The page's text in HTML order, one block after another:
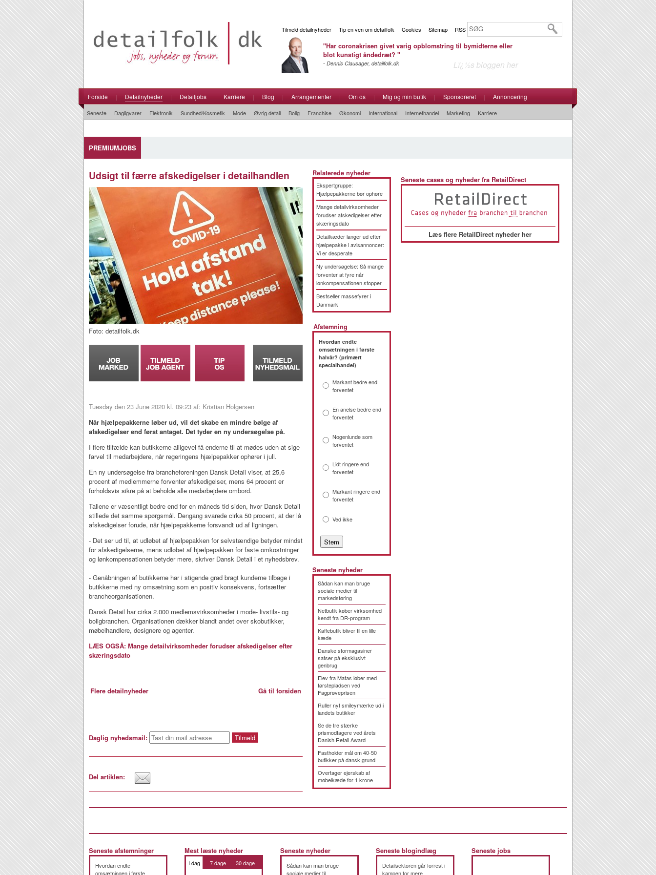
Tilmeld detailnyheder Tip en ven om detailfolk Cookies Sitemap RSS
"Har coronakrisen givet varig opblomstring til bymidterne eller
blot kunstigt åndedræt? "
- Dennis Clausager, detailfolk.dk Lï¿½s bloggen her
Forside | Detailnyheder | Detailjobs | Karriere | Blog | Arrangementer | Om os | Mig og min butik | Sponsoreret | Annoncering
Seneste Dagligvarer Elektronik Sundhed/Kosmetik Mode Øvrig detail Bolig Franchise Økonomi International Internethandel Marketing Karriere
PREMIUMJOBS
Udsigt til færre afskedigelser i detailhandlen
Foto: detailfolk.dk
Tuesday den 23 June 2020 kl. 09:23 af: Kristian Holgersen
Når hjælpepakkerne løber ud, vil det skabe en mindre bølge af
afskedigelser end først antaget. Det tyder en ny undersøgelse på.
I flere tilfælde kan butikkerne alligevel få enderne til at mødes uden at sige
farvel til medarbejdere, når regeringens hjælpepakker ophører i juli.
En ny undersøgelse fra brancheforeningen Dansk Detail viser, at 25,6
procent af medlemmerne forventer afskedigelser, mens 64 procent er
forholdsvis sikre på at beholde alle medarbejdere ombord.
Tallene er væsentligt bedre end for en måneds tid siden, hvor Dansk Detail
stillede det samme spørgsmål. Dengang svarede cirka 50 procent, at der lå
afskedigelser forude, når hjælpepakkerne forsvandt ud af ligningen.
- Det ser ud til, at udløbet af hjælpepakken for selvstændige betyder mindst
for afskedigelserne, mens udløbet af hjælpepakken for faste omkostninger
og lønkompensationen betyder mere, skriver Dansk Detail i et nyhedsbrev.
- Genåbningen af butikkerne har i stigende grad bragt kunderne tilbage i
butikkerne med ny omsætning som en positiv konsekvens, fortsætter
brancheorganisationen.
Dansk Detail har cirka 2.000 medlemsvirksomheder i mode- livstils- og
boligbranchen. Organisationen dækker blandt andet over skobutikker,
møbelhandlere, designere og agenter.
LÆS OGSÅ: Mange detailvirksomheder forudser afskedigelser efter
skæringsdato
Flere detailnyheder Gå til forsiden
Daglig nyhedsmail:
Del artiklen:
Relaterede nyheder
Ekspertgruppe:
Hjælpepakkerne bør ophøre
Mange detailvirksomheder
forudser afskedigelser efter
skæringsdato
Detailkæder langer ud efter
hjælpepakke i avisannoncer:
Vi er desperate
Ny undersøgelse: Så mange
forventer at fyre når
lønkompensationen stopper
Bestseller massefyrer i
Danmark
Afstemning
Hvordan endte
omsætningen i første
halvår? (primært
specialhandel)
Markant bedre end
forventet
En anelse bedre end
forventet
Nogenlunde som
forventet
Lidt ringere end
forventet
Markant ringere end
forventet
Ved ikke
Seneste nyheder
Sådan kan man bruge
sociale medier til
markedsføring
Netbutik køber virksomhed
kendt fra DR-program
Kaffebutik bliver til en lille
kæde
Danske stormagasiner
satser på eksklusivt
genbrug
Elev fra Matas løber med
førstepladsen ved
Fagprøveprisen
Ruller nyt smileymærke ud i
landets butikker
Se de tre stærke
prismodtagere ved årets
Danish Retail Award
Fastholder mål om 40-50
butikker på dansk grund
Overtager ejerskab af
møbelkæde for 1 krone
Seneste cases og nyheder fra RetailDirect
Læs flere RetailDirect nyheder her
Seneste afstemninger
Hvordan endte
omsætningen i første
Mest læste nyheder
I dag 7 dage
30 dage
Seneste nyheder
Sådan kan man bruge
sociale medier til
Seneste blogindlæg
Detailsektoren går forrest i
kampen for mere
Seneste jobs